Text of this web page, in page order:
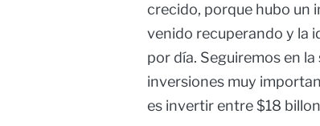
crecido, porque hubo un
venido recuperando y la
por día. Seguiremos en
inversiones muy
es invertir entre $18